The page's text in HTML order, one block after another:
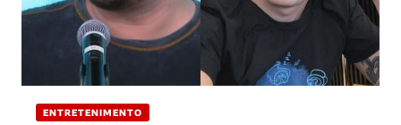
ENTRETENIMENTO